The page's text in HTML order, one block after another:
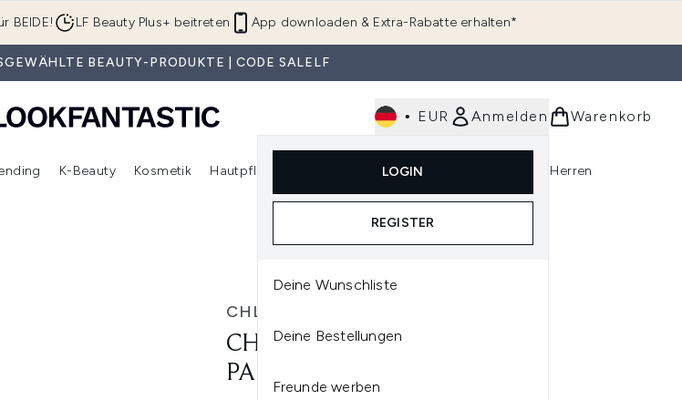
Zum Hauptinhalt springen
App downloaden & Extra-Rabatte erhalten*
BEIDE! LF Beauty Plus+ beitreten
BEAUTY-PRODUKTE | CODE SALELF
• EUR Anmelden
LOGIN
REGISTER
Deine Wunschliste
Deine Bestellungen
Freunde werben
Warenkorb
Anmelden (Marken) Untermenü Anmelden (Beauty Box) Untermenü Anmelden (Neu & Trending)
K-Beauty Kosmetik
Untermenü Anmelden (Kosmetik)
Hautpflege
Untermenü Anmelden (Haarpflege)
Parfum
Untermenü Anmelden (Parfum)
Herren
CHLOÉ
CHLOÉ NOMADE EAU DE
PARFUM NATURELLE 30 ML